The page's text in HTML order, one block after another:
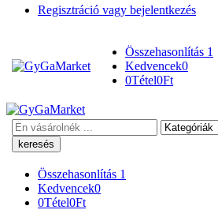
Regisztráció vagy bejelentkezés
Összehasonlítás 1
Kedvencek0
0Tétel0Ft
Keresés
Összehasonlítás 1
Kedvencek0
0Tétel0Ft